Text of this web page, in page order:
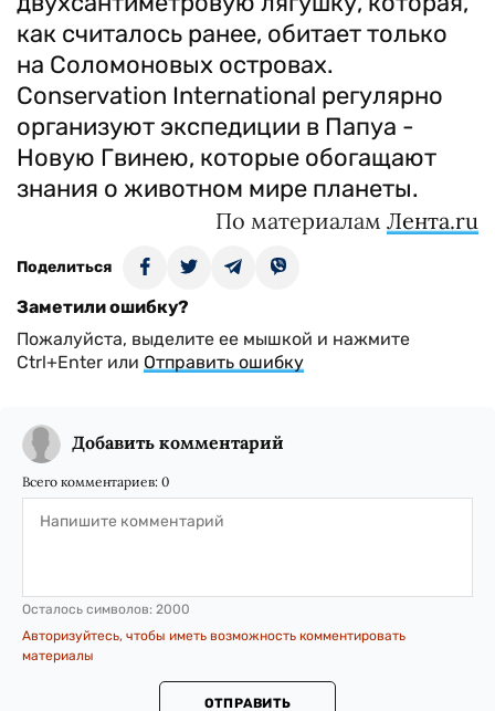
как считалось ранее, обитает только
на Соломоновых островах.
Conservation International регулярно
организуют экспедиции в Папуа -
Новую Гвинею, которые обогащают
знания о животном мире планеты.
По материалам Лента.ru
Поделиться
Заметили ошибку?
Пожалуйста, выделите ее мышкой и нажмите
Ctrl+Enter или Отправить ошибку
Добавить комментарий
Всего комментариев: 0
Осталось символов: 2000
Авторизуйтесь, чтобы иметь возможность комментировать
материалы
ОТПРАВИТЬ